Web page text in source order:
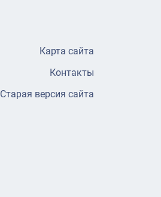
Карта сайта
Контакты
Старая версия сайта